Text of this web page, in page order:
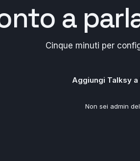
a
Cinque minuti per
Aggiungi Talksy
Non sei admin